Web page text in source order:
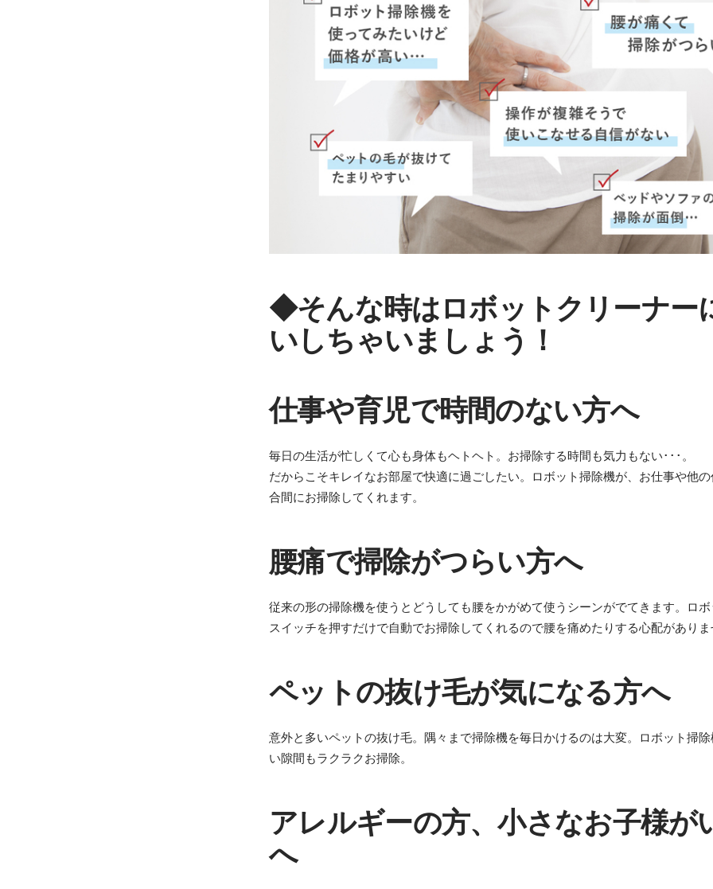
◆そんな時はロボットクリーナー
いしちゃいましょう！
仕事や育児で時間のない方へ
毎日の生活が忙しくて心も身体もヘトヘト。お掃除する時間も気力もない･･･。
だからこそキレイなお部屋で快適に過ごしたい。ロボット掃除機が、お仕事や他
合間にお掃除してくれます。
腰痛で掃除がつらい方へ
従来の形の掃除機を使うとどうしても腰をかがめて使うシーンがでてきます。ロ
スイッチを押すだけで自動でお掃除してくれるので腰を痛めたりする心配があり
ペットの抜け毛が気になる方へ
意外と多いペットの抜け毛。隅々まで掃除機を毎日かけるのは大変。ロボット掃
い隙間もラクラクお掃除。
アレルギーの方、小さなお子様が
へ